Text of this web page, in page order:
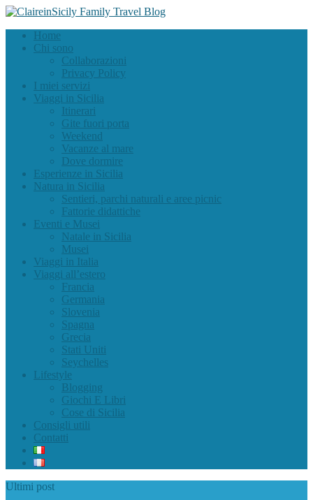
Home
Chi sono
Collaborazioni
Privacy Policy
I miei servizi
Viaggi in Sicilia
Itinerari
Gite fuori porta
Weekend
Vacanze al mare
Dove dormire
Esperienze in Sicilia
Natura in Sicilia
Sentieri, parchi naturali e aree picnic
Fattorie didattiche
Eventi e Musei
Natale in Sicilia
Musei
Viaggi in Italia
Viaggi all’estero
Francia
Germania
Slovenia
Spagna
Grecia
Stati Uniti
Seychelles
Lifestyle
Blogging
Giochi E Libri
Cose di Sicilia
Consigli utili
Contatti
Ultimi post